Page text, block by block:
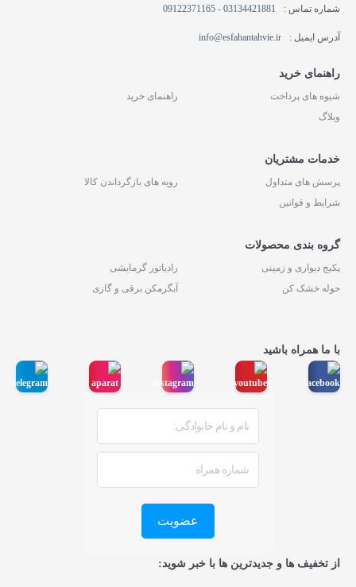
شماره تماس : 03134421881 - 09122371165
آدرس ایمیل : info@esfahantahvie.ir
راهنمای خرید
شیوه های پرداخت
راهنمای خرید
وبلاگ
خدمات مشتریان
پرسش های متداول
رویه های بازگرداندن کالا
شرایط و قوانین
گروه بندی محصولات
پکیج دیواری و زمینی
رادیاتور گرمایشی
حوله خشک کن
آبگرمکن برقی و گازی
از تخفیف ها و جدیدترین ها با خبر شوید:
عضویت
با ما همراه باشید